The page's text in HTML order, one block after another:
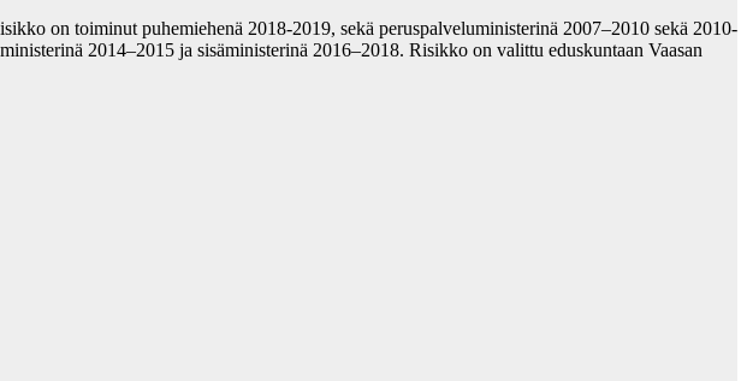
on toiminut puhemiehenä 2018-2019, sekä peruspalveluministerinä 2007–2010 sekä 2010-
2014–2015 ja sisäministerinä 2016–2018. Risikko on valittu eduskuntaan Vaasan